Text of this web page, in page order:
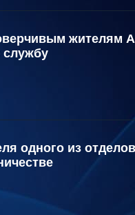
жителям
службу
одного из